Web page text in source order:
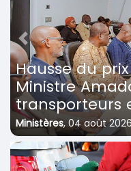
Hausse du
Ministre
transporteurs
Ministères, 04 août 2026
Previous